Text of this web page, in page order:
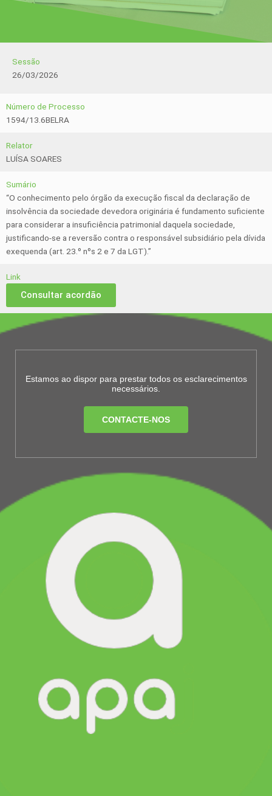
Sessão
26/03/2026
Número de Processo
1594/13.6BELRA
Relator
LUÍSA SOARES
Sumário
“O conhecimento pelo órgão da execução fiscal da declaração de
insolvência da sociedade devedora originária é fundamento suficiente
para considerar a insuficiência patrimonial daquela sociedade,
justificando-se a reversão contra o responsável subsidiário pela dívida
exequenda (art. 23.º nºs 2 e 7 da LGT).”
Link
Consultar acordão
Estamos ao dispor para prestar todos os esclarecimentos
necessários.
CONTACTE-NOS